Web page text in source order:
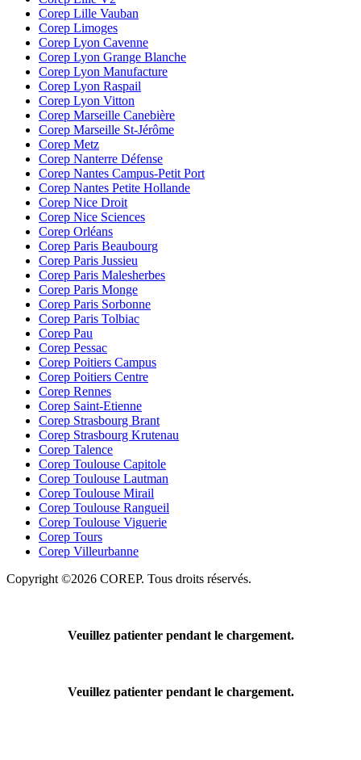
Corep Lille Vauban
Corep Limoges
Corep Lyon Cavenne
Corep Lyon Grange Blanche
Corep Lyon Manufacture
Corep Lyon Raspail
Corep Lyon Vitton
Corep Marseille Canebière
Corep Marseille St-Jérôme
Corep Metz
Corep Nanterre Défense
Corep Nantes Campus-Petit Port
Corep Nantes Petite Hollande
Corep Nice Droit
Corep Nice Sciences
Corep Orléans
Corep Paris Beaubourg
Corep Paris Jussieu
Corep Paris Malesherbes
Corep Paris Monge
Corep Paris Sorbonne
Corep Paris Tolbiac
Corep Pau
Corep Pessac
Corep Poitiers Campus
Corep Poitiers Centre
Corep Rennes
Corep Saint-Etienne
Corep Strasbourg Brant
Corep Strasbourg Krutenau
Corep Talence
Corep Toulouse Capitole
Corep Toulouse Lautman
Corep Toulouse Mirail
Corep Toulouse Rangueil
Corep Toulouse Viguerie
Corep Tours
Corep Villeurbanne
Copyright ©2026 COREP. Tous droits réservés.
Veuillez patienter pendant le chargement.
Veuillez patienter pendant le chargement.